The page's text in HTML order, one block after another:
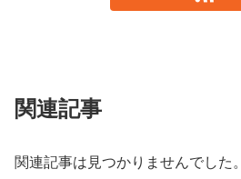
関連記事
関連記事は見つかりませんでした。